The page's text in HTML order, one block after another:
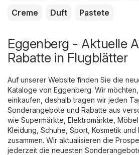
Creme
Duft Pastete
Eggenberg - Aktuelle
Rabatte in Flugblätter
Auf unserer Website finden Sie die
Kataloge von Eggenberg. Wir
einkaufen, deshalb tragen wir jeden
Sonderangebote und Rabatte aus
wie Supermärkte Elektromärkte
Kleidung, Schuhe, Sport Kosmetik und
zusammen. Wir aktualisieren die
jederzeit die neuesten